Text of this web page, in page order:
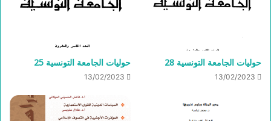
حوليات الجامعة التونسية 28
13/02/2023
حوليات الجامعة التونسية 25
13/02/2023